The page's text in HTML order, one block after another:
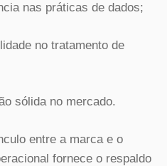
nas práticas de dados;
no tratamento de
sólida no mercado.
entre a marca e o
fornece o respaldo